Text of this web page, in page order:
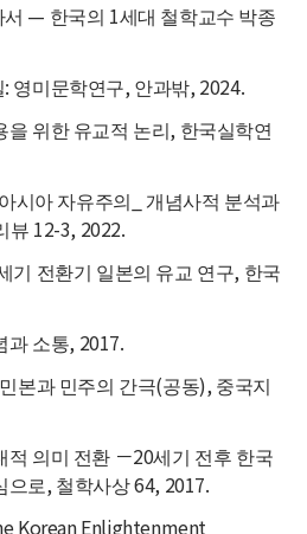
— 한국의 1세대 철학교수 박종
영미문학연구, 안과밖, 2024.
위한 유교적 논리, 한국실학연
시아 자유주의_ 개념사적 분석과
뷰 12-3, 2022.
기 전환기 일본의 유교 연구, 한국
과 소통, 2017.
본과 민주의 간극(공동), 중국지
의미 전환 －20세기 전후 한국
로, 철학사상 64, 2017.
Korean Enlightenment